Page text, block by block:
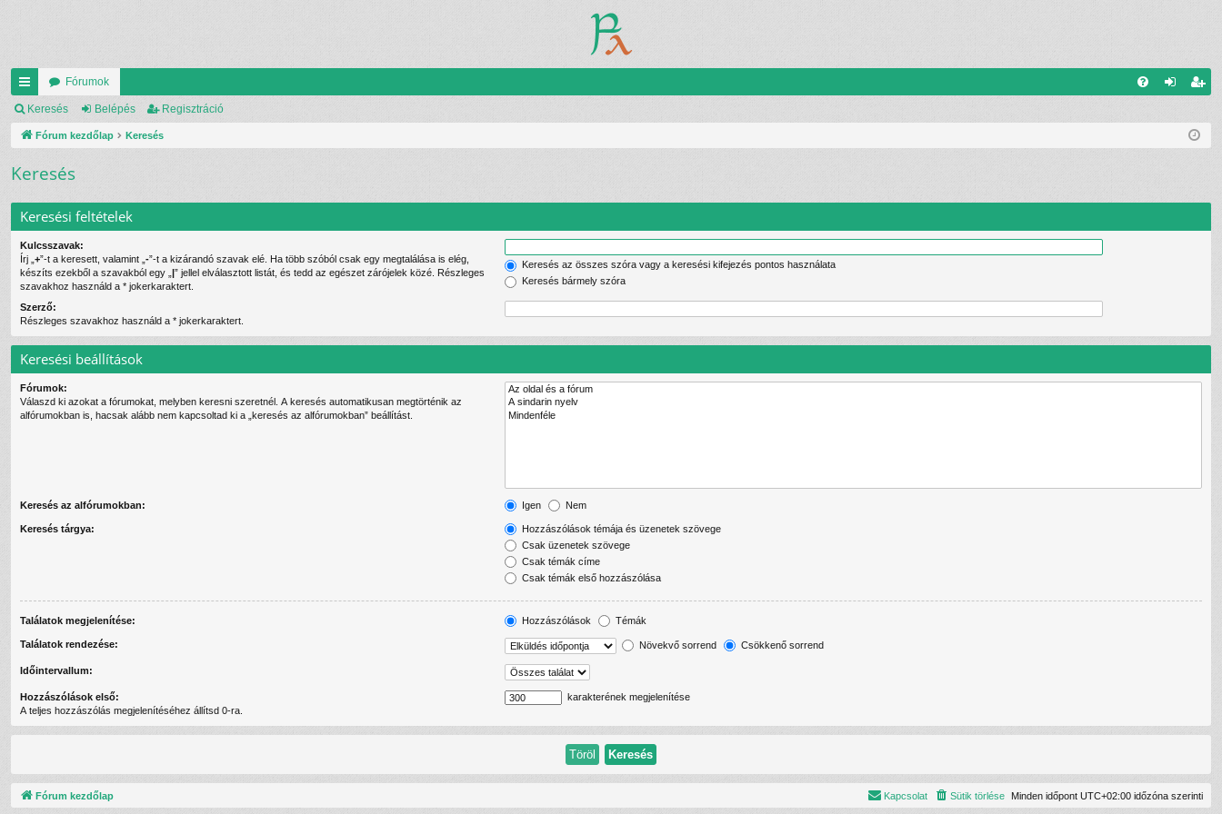
yo
rs
k
Fórumok
is
Keresés Belépés Regisztráció
Fórum kezdőlap Keresés
Keresés
Keresési feltételek
Kulcsszavak:
Írj „ +”-t a keresett, valamint „ -”-t a kizárandó szavak elé. Ha több szóból csak egy megtalálása is elég,
készíts ezekből a szavakból egy „ |” jellel elválasztott listát, és tedd az egészet zárójelek közé. Részleges
szavakhoz használd a * jokerkaraktert.
Keresés az összes szóra vagy a keresési kifejezés pontos használata
Keresés bármely szóra
Szerző:
Részleges szavakhoz használd a * jokerkaraktert.
Keresési beállítások
Fórumok:
Válaszd ki azokat a fórumokat, melyben keresni szeretnél. A keresés automatikusan megtörténik az
alfórumokban is, hacsak alább nem kapcsoltad ki a „keresés az alfórumokban” beállítást.
Keresés az alfórumokban: Igen Nem
Keresés tárgya:
Hozzászólások témája és üzenetek szövege
Csak üzenetek szövege
Csak témák címe
Csak témák első hozzászólása
Találatok megjelenítése: Hozzászólások Témák
Találatok rendezése: Növekvő sorrend Csökkenő sorrend
Időintervallum:
Hozzászólások első:
A teljes hozzászólás megjelenítéséhez állítsd 0-ra.
karakterének megjelenítése
Fórum kezdőlap Minden időpont UTC+02:00 időzóna szerinti
Sütik törlése
Kapcsolat